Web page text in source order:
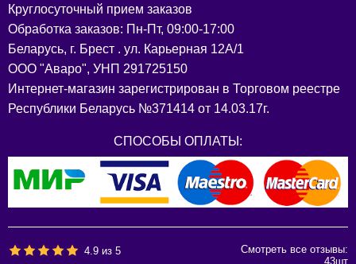
Круглосуточный прием заказов
Обработка заказов: Пн-Пт, 09:00-17:00
Беларусь, г. Брест . ул. Карьерная 12А/1
ООО "Аваро", УНП 291725150
Интернет-магазин зарегистрирован в Торговом реестре
Республики Беларусь №371414 от 14.03.17г.
СПОСОБЫ ОПЛАТЫ:
4.9 из5
Смотреть все отзывы:
43шт